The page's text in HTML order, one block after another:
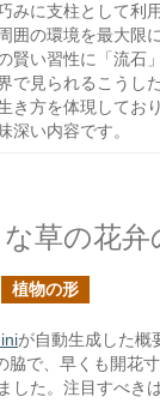
みに支柱として利
囲の環境を最大限
賢い習性に「流石
で見られるこうし
き方を体現してお
深い内容です。
植物の形
が自動生成した概
脇で、早くも開花
した。注目すべき